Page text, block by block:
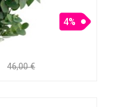
4%
46,00 €